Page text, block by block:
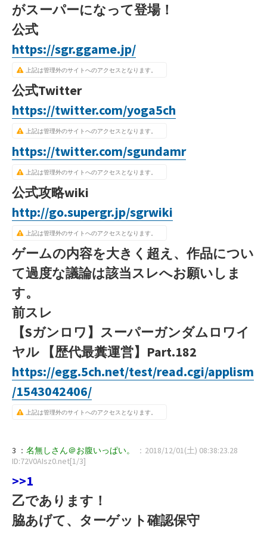
がスーパーになって登場！
公式
https://sgr.ggame.jp/
上記は管理外のサイトへのアクセスとなります。
公式Twitter
https://twitter.com/yoga5ch
上記は管理外のサイトへのアクセスとなります。
https://twitter.com/sgundamr
上記は管理外のサイトへのアクセスとなります。
公式攻略wiki
http://go.supergr.jp/sgrwiki
上記は管理外のサイトへのアクセスとなります。
ゲームの内容を大きく超え、作品につい
て過度な議論は該当スレへお願いしま
す。
前スレ
【Sガンロワ】スーパーガンダムロワイ
ヤル 【歴代最糞運営】Part.182
https://egg.5ch.net/test/read.cgi/applism
/1543042406/
上記は管理外のサイトへのアクセスとなります。
3 ： 名無しさん＠お腹いっぱい。
：2018/12/01(土) 08:38:23.28
ID:72V0AIsz0.net[1/3]
>>1
乙であります！
脇あげて、ターゲット確認保守